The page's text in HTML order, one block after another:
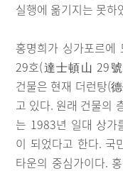
실행에 옮기지는 못하
홍명희가 싱가포르에
29호(達士頓山 29
건물은 현재 더런탕(
고 있다. 원래 건물의
는 1983년 일대 상가
이 되었다고 한다. 국
타운의 중심가이다.